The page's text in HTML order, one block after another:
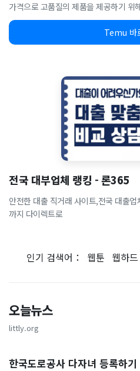
가격으로 고품질의 제품을 제공하기 위
Temu 바
전국 대부업체 랭킹 - 론365
안전한 대출 직거래 사이트,전국 대출
까지 다이렉트로
인기 검색어： 웹툰 웹하드
오늘뉴스
littly.org
한국도로공사 다자녀 등록하기